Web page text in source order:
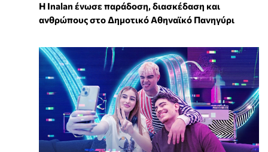
Η Inalan ένωσε παράδοση, διασκέδαση και
ανθρώπους στο Δημοτικό Αθηναϊκό Πανηγύρι